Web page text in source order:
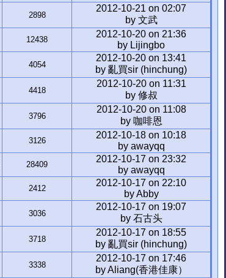
2898
2012-10-21 on 02:07
by 文武
12438
2012-10-20 on 21:36
by Lijingbo
4054
2012-10-20 on 13:41
by 亂買sir (hinchung)
4418
2012-10-20 on 11:31
by 修叔
3796
2012-10-20 on 11:08
by 咖啡恩
3126
2012-10-18 on 10:18
by awayqq
28409
2012-10-17 on 23:32
by awayqq
2412
2012-10-17 on 22:10
by Abby
3036
2012-10-17 on 19:07
by 石古头
3718
2012-10-17 on 18:55
by 亂買sir (hinchung)
3338
2012-10-17 on 17:46
by Aliang(香港佳康）